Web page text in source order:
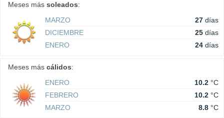
Meses más soleados:
MARZO
27 días
DICIEMBRE
25 días
ENERO
24 días
Meses más cálidos:
ENERO
10.2 °C
FEBRERO
10.2 °C
MARZO
8.8 °C